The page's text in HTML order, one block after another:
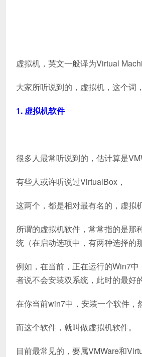
虚拟机，英文一般译为Virtual
大家所听说到的，虚拟机，这个词
1. 虚拟机软件
很多人最常听说到的，估计算是
有些人或许听说过VirtualBox，
这两个，都是相对最有名的，虚拟
所谓的虚拟机软件，常常指的是那
统（在启动选项中，有两种选择的
例如，在当前，正在运行的Win7
者说不会安装双系统，此时的最好
在你当前win7中，安装一个软件，
而这个软件，就叫做虚拟机软件。
目前最常见的，要属VMWare和